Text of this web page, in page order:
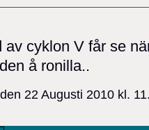
cyklon V får se
å ronilla..
den 22 Augusti 2010 kl.